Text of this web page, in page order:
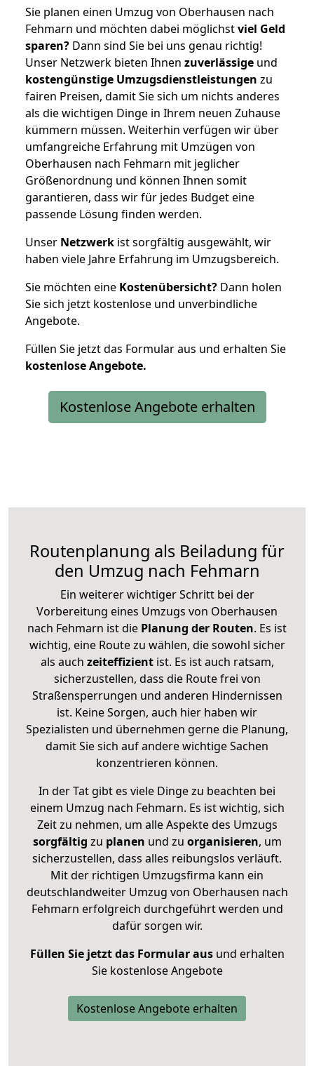
Sie planen einen Umzug von Oberhausen nach
Fehmarn und möchten dabei möglichstviel Geld
sparen? Dann sind Sie bei uns genau richtig!
Unser Netzwerk bieten Ihnen zuverlässige und
kostengünstige Umzugsdienstleistungen zu
fairen Preisen, damit Sie sich um nichts anderes
als die wichtigen Dinge in Ihrem neuen Zuhause
kümmern müssen. Weiterhin verfügen wir über
umfangreiche Erfahrung mit Umzügen von
Oberhausen nach Fehmarn mit jeglicher
Größenordnung und können Ihnen somit
garantieren, dass wir für jedes Budget eine
passende Lösung finden werden.
Unser Netzwerk ist sorgfältig ausgewählt, wir
haben viele Jahre Erfahrung im Umzugsbereich.
Sie möchten eine Kostenübersicht? Dann holen
Sie sich jetzt kostenlose und unverbindliche
Angebote.
Füllen Sie jetzt das Formular aus und erhalten Sie
kostenloseAngebote.
Kostenlose Angebote erhalten
Routenplanung als Beiladung für
den Umzug nach Fehmarn
Ein weiterer wichtiger Schritt bei der
Vorbereitung eines Umzugs von Oberhausen
nach Fehmarn ist die Planung der Routen. Es ist
wichtig, eine Route zu wählen, die sowohl sicher
als auch zeiteffizientist. Es ist auch ratsam,
sicherzustellen, dass die Route frei von
Straßensperrungen und anderen Hindernissen
ist. Keine Sorgen, auch hier haben wir
Spezialisten und übernehmen gerne die Planung,
damit Sie sich auf andere wichtige Sachen
konzentrieren können.
In der Tat gibt es viele Dinge zu beachten bei
einem Umzug nach Fehmarn. Es ist wichtig, sich
Zeit zu nehmen, um alle Aspekte des Umzugs
sorgfältig zu planen und zu organisieren, um
sicherzustellen, dass alles reibungslos verläuft.
Mit der richtigen Umzugsfirma kann ein
deutschlandweiter Umzug von Oberhausen nach
Fehmarn erfolgreich durchgeführt werden und
dafür sorgen wir.
Füllen Sie jetzt das Formular ausund erhalten
Sie kostenlose Angebote
Kostenlose Angebote erhalten